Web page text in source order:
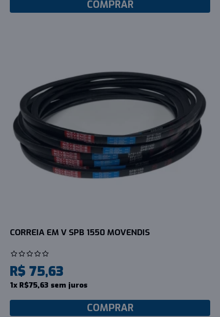
COMPRAR
CORREIA EM V SPB 1550 MOVENDIS
R$ 75,63
1x R$75,63 sem juros
COMPRAR